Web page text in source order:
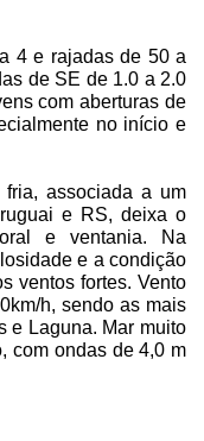
4 e rajadas de 50 a
de SE de 1.0 a 2.0
com aberturas de
no início e
fria, associada a um
e RS, deixa o
e ventania. Na
e a condição
ventos fortes. Vento
h, sendo as mais
e Laguna. Mar muito
com ondas de4,0 m